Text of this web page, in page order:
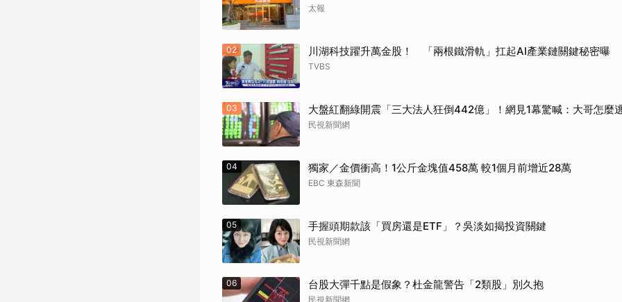
太報
02 川湖科技躍升萬金股！ 「兩根鐵滑軌」扛起AI產業鏈關鍵秘密曝
TVBS
03 大盤紅翻綠開震「三大法人狂倒442億」！網見1幕驚喊：大哥怎麼
民視新聞網
04 獨家／金價衝高！1公斤金塊值458萬 較1個月前增近28萬
EBC 東森新聞
05 手握頭期款該「買房還是ETF」？吳淡如揭投資關鍵
民視新聞網
06 台股大彈千點是假象？杜金龍警告「2類股」別久抱
民視新聞網